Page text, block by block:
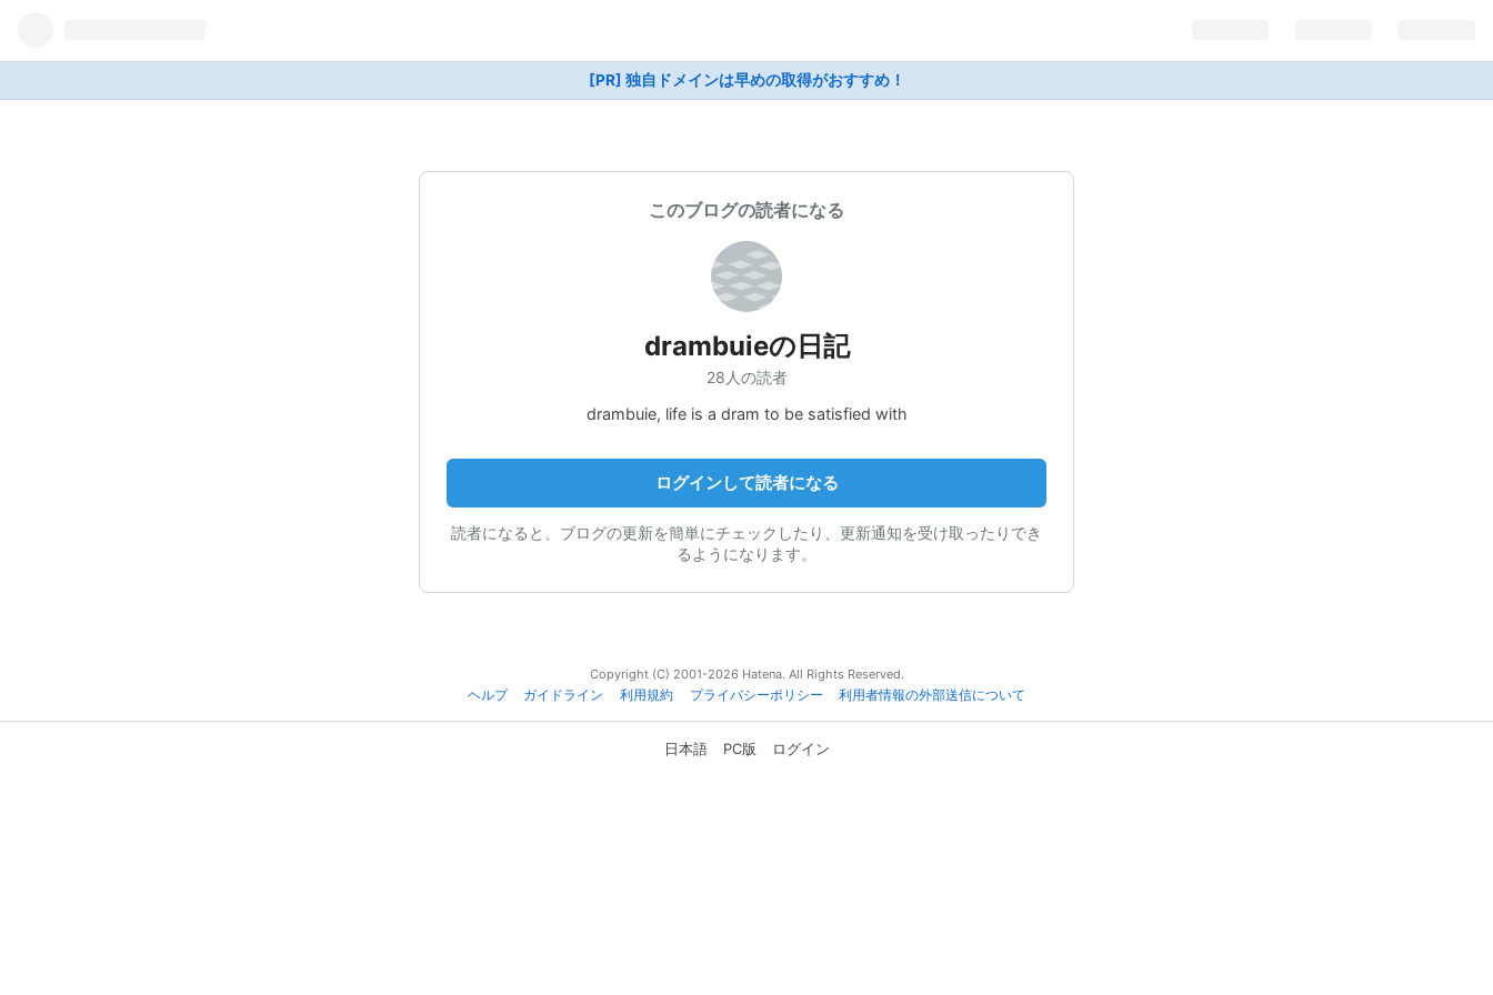
[PR] 独自ドメインは早めの取得がおすすめ！
このブログの読者になる
drambuieの日記
28人の読者
drambuie, life is a dram to be satisfied with
ログインして読者になる
読者になると、ブログの更新を簡単にチェックしたり、更新通知を受け取ったりでき
るようになります。
Copyright (C) 2001-2026 Hatena. All Rights Reserved.
ヘルプ
ガイドライン 利用規約 プライバシーポリシー 利用者情報の外部送信について
日本語 PC版 ログイン